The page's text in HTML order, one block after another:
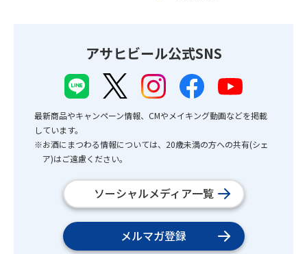
アサヒビール公式SNS
最新商品やキャンペーン情報、CMやメイキング動画などを掲載
しています。
※お酒にまつわる情報については、20歳未満の方への共有(シェ
ア)はご遠慮ください。
ソーシャルメディア一覧
メルマガ登録